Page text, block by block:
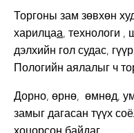
Торгоны зам зөвхөн
харилцаа, технологи ,
дэлхийн гол судас,
Пологийн аялалыг ч
Дорно, өрнө, өмнөд,
замыг дагасан түүх
хоцорсон байдаг.